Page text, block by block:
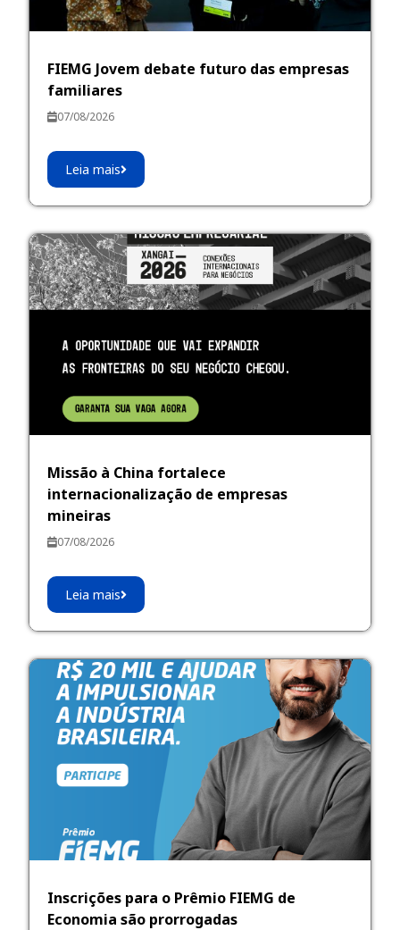
FIEMG Jovem debate futuro das empresas
familiares
07/08/2026
Leia mais
Missão à China fortalece
internacionalização de empresas
mineiras
07/08/2026
Leia mais
Inscrições para o Prêmio FIEMG de
Economia são prorrogadas